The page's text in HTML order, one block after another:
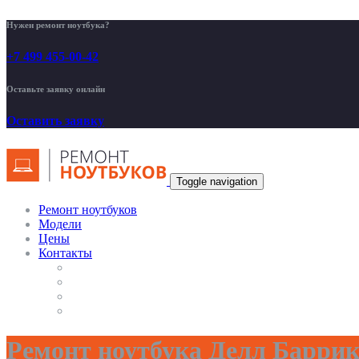
Нужен ремонт ноутбука?
+7 499 455-00-42
Оставьте заявку онлайн
Оставить заявку
Toggle navigation
Ремонт ноутбуков
Модели
Цены
Контакты
Ремонт ноутбука Делл